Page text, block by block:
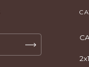
2x1